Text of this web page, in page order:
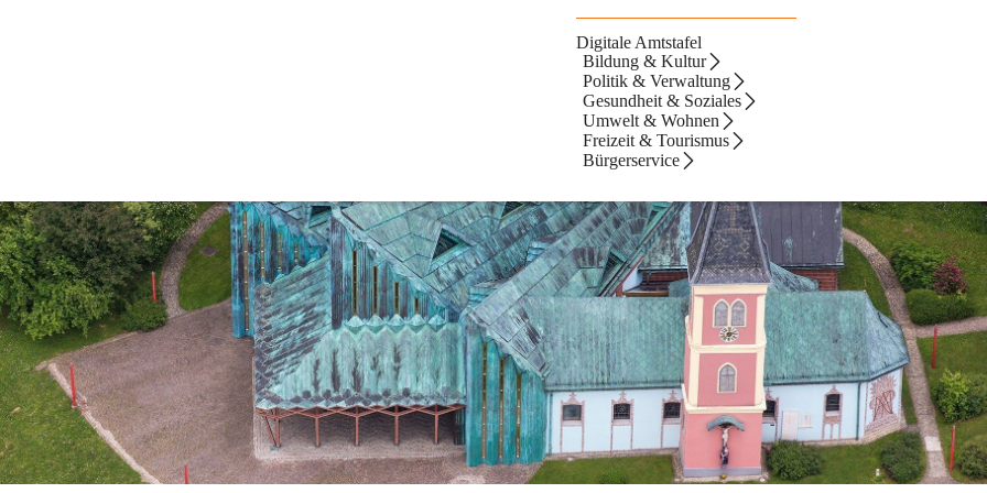
Digitale Amtstafel
Bildung & Kultur
Politik & Verwaltung
Gesundheit & Soziales
Umwelt & Wohnen
Freizeit & Tourismus
Bürgerservice